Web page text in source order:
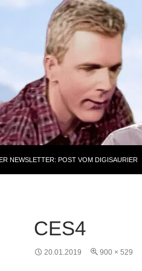
NEWSLETTER: POST VOM DIGISAURIER
CES4
20.01.2019 900 × 529